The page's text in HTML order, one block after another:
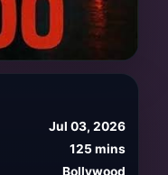
Jul 03, 2026
125 mins
Bollywood